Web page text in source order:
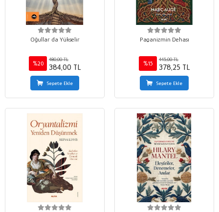
Oğullar da Yükselir
%20
480,00 TL
384,00 TL
Sepete Ekle
Paganizmin Dehası
%15
445,00 TL
378,25 TL
Sepete Ekle